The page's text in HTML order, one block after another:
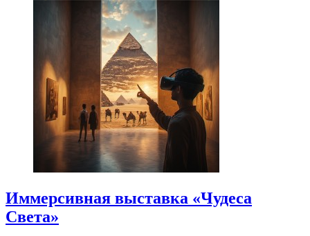
Иммерсивная выставка «Чудеса
Света»